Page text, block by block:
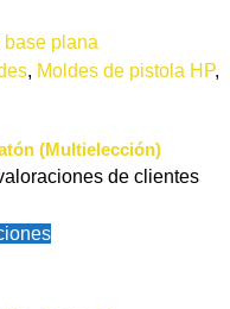
, Moldes de pistola HP,
(Multielección)
de clientes